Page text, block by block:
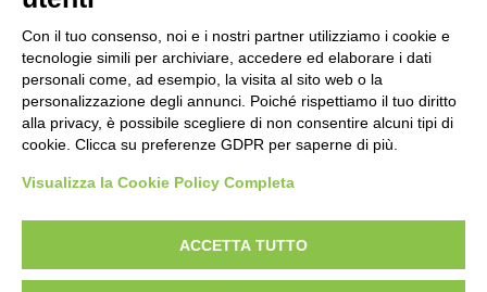
Bogliano Srl
Borgo San Martino 44, 12060 Pocapaglia CN
Tel:0172-478161
Con il tuo consenso, noi e i nostri partner utilizziamo i cookie e
tecnologie simili per archiviare, accedere ed elaborare i dati
personali come, ad esempio, la visita al sito web o la
personalizzazione degli annunci. Poiché rispettiamo il tuo diritto
alla privacy, è possibile scegliere di non consentire alcuni tipi di
cookie. Clicca su preferenze GDPR per saperne di più.
Visualizza la Cookie Policy Completa
ACCETTA TUTTO